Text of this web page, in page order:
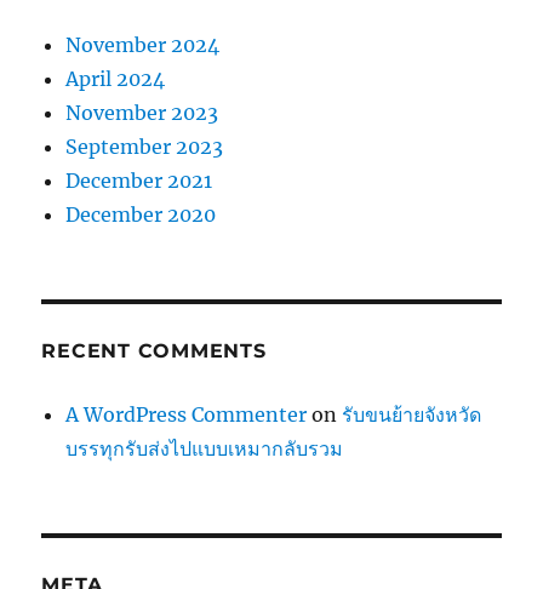
November 2024
April 2024
November 2023
September 2023
December 2021
December 2020
RECENT COMMENTS
A WordPress Commenter on รับขนย้ายจังหวัด
บรรทุกรับส่งไปแบบเหมากลับรวม